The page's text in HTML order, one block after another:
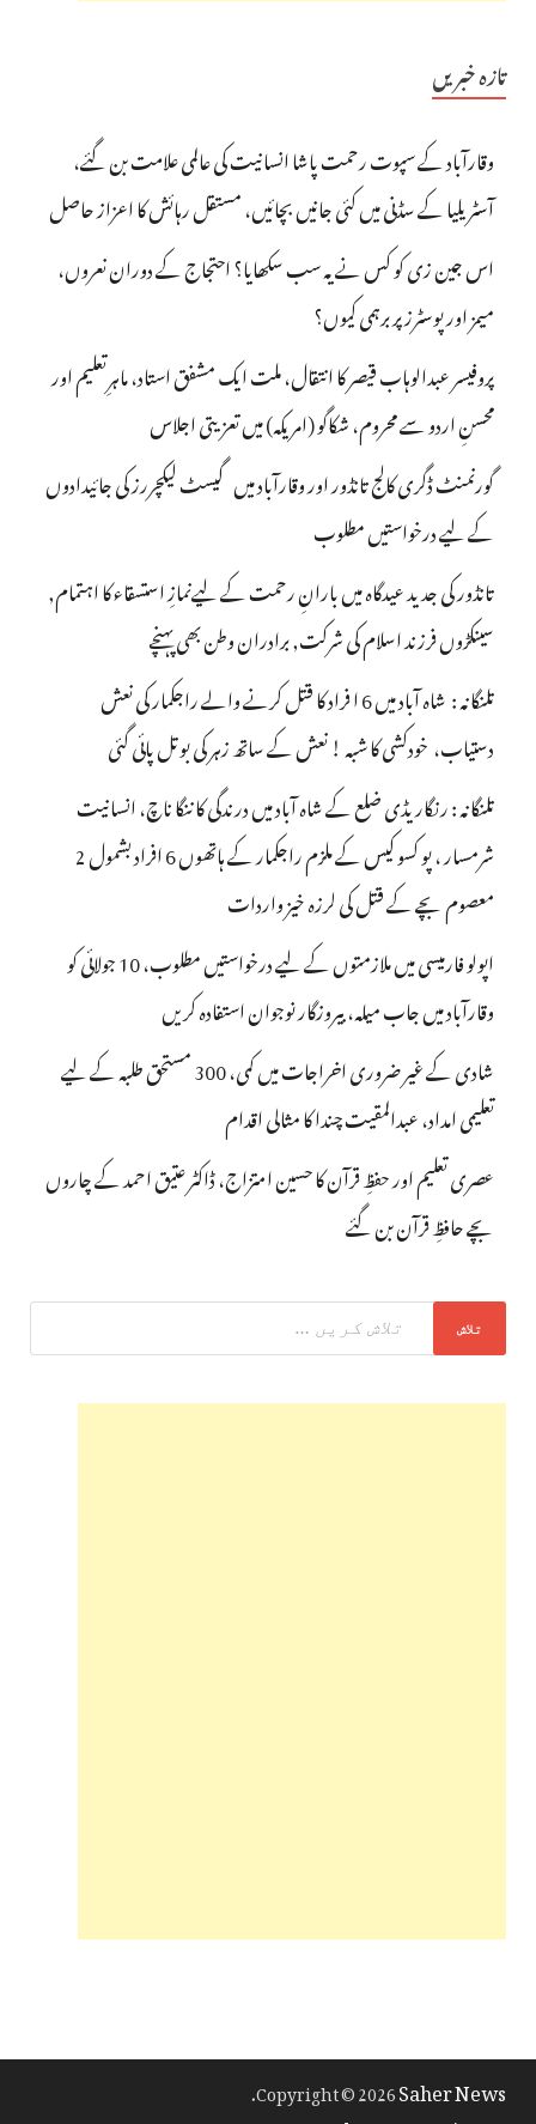
تازہ خبریں
وقارآباد کے سپوت رحمت پاشا انسانیت کی عالمی علامت بن گئے،
آسٹریلیا کے سڈنی میں کئی جانیں بچائیں، مستقل رہائش کا اعزاز حاصل
اس جین زی کو کس نے یہ سب سکھایا؟ احتجاج کے دوران نعروں،
میمز اور پوسٹرز پر برہمی کیوں؟
پروفیسر عبدالوہاب قیصر کا انتقال، ملت ایک مشفق استاد، ماہرِتعلیم اور
محسنِ اردو سے محروم، شکاگو (امریکہ) میں تعزیتی اجلاس
گورنمنٹ ڈگری کالج تانڈور اور وقارآباد میں گیسٹ لیکچررز کی جائیدادوں
کے لیے درخواستیں مطلوب
تانڈور کی جدید عیدگاہ میں بارانِ رحمت کے لیےنمازِ استسقاء کا اہتمام,
سینکڑوں فرزند اسلام کی شرکت, برادران وطن بھی پہنچے
تلنگانہ : شاہ آباد میں 6 ا فراد کا قتل کرنے والے راجکمار کی نعش
دستیاب، خودکشی کا شبہ ! نعش کے ساتھ زہر کی بوتل پائی گئی
تلنگانہ : رنگاریڈی ضلع کے شاہ آباد میں درندگی کا ننگا ناچ، انسانیت
شرمسار ، پو کسو کیس کے ملزم راجکمار کے ہاتھوں 6 افراد بشمول 2
معصوم بچے کے قتل کی لرزہ خیز واردات
اپولو فارمیسی میں ملازمتوں کے لیے درخواستیں مطلوب، 10 جولائی کو
وقارآباد میں جاب میلہ، بیروزگار نوجوان استفادہ کریں
شادی کے غیر ضروری اخراجات میں کمی، 300 مستحق طلبہ کے لیے
تعلیمی امداد، عبدالمقیت چندا کا مثالی اقدام
عصری تعلیم اور حفظِ قرآن کا حسین امتزاج، ڈاکٹر عتیق احمد کے چاروں
بچے حافظِ قرآن بن گئے
Copyright © 2026Saher News
.